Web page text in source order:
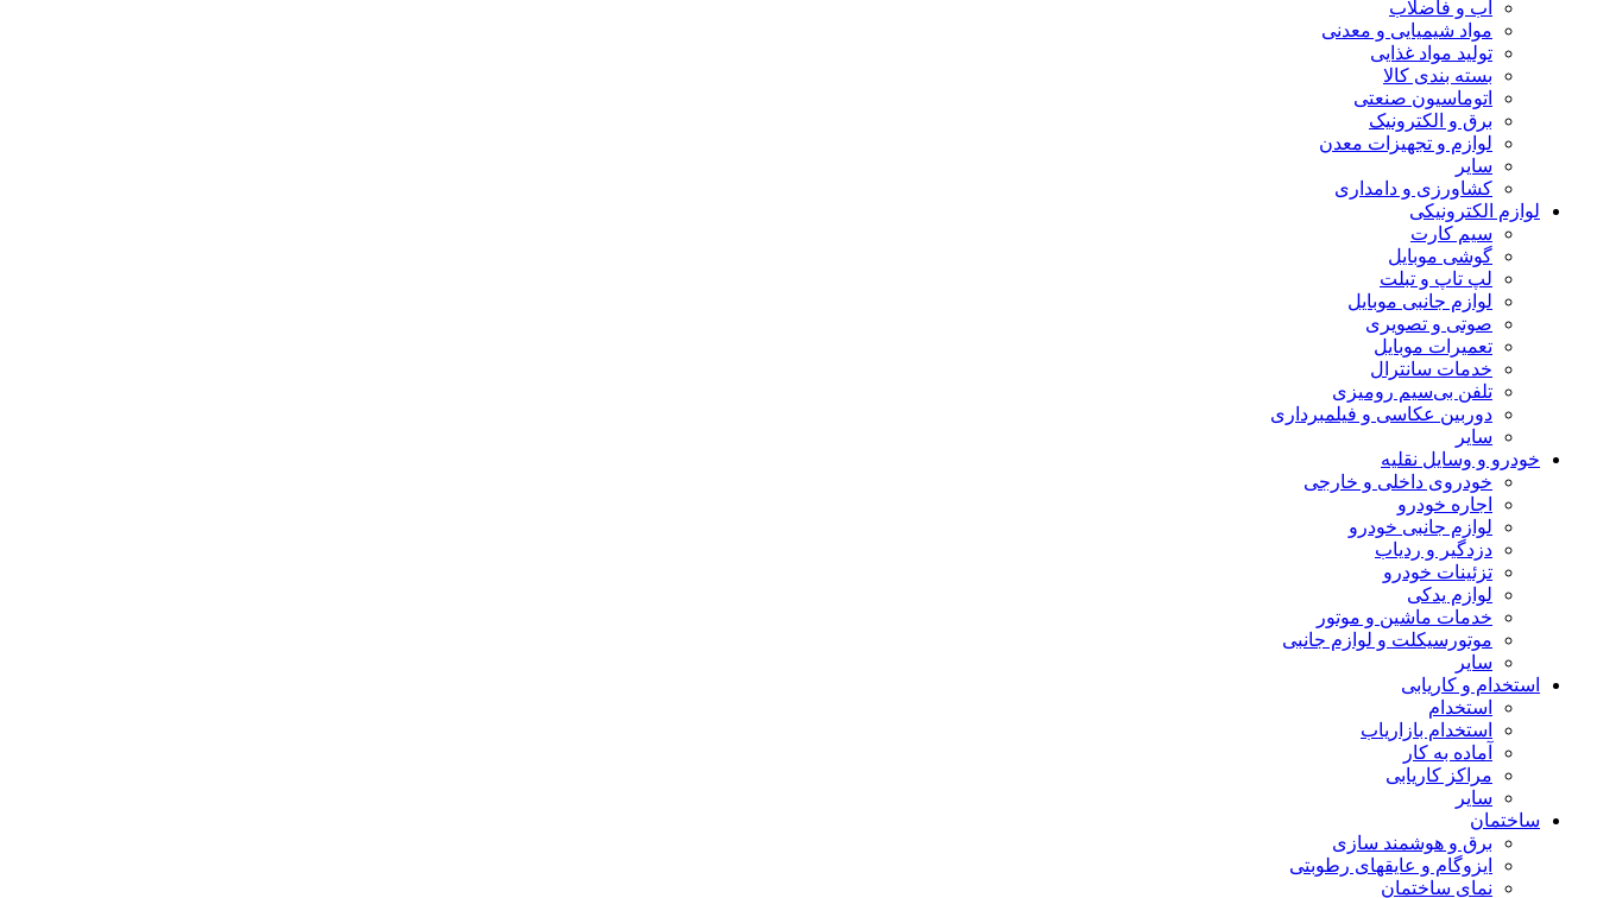
آب و فاضلاب
مواد شیمیایی و معدنی
تولید مواد غذایی
بسته بندی کالا
اتوماسیون صنعتی
برق و الکترونیک
لوازم و تجهیزات معدن
سایر
کشاورزی و دامداری
لوازم الکترونیکی
سیم کارت
گوشی موبایل
لپ تاپ و تبلت
لوازم جانبی موبایل
صوتی و تصویری
تعمیرات موبایل
خدمات سانترال
تلفن بی‌سیم رومیزی
دوربین عکاسی و فیلمبرداری
سایر
خودرو و وسایل نقلیه
خودروی داخلی و خارجی
اجاره خودرو
لوازم جانبی خودرو
دزدگیر و ردیاب
تزئینات خودرو
لوازم یدکی
خدمات ماشین و موتور
موتورسیکلت و لوازم جانبی
سایر
استخدام و کاریابی
استخدام
استخدام بازاریاب
آماده به کار
مراکز کاریابی
سایر
ساختمان
برق و هوشمند سازی
ایزوگام و عایقهای رطوبتی
نمای ساختمان